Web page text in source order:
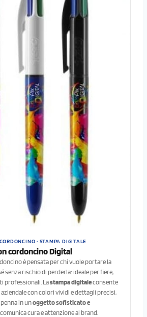
· STAMPA DIGITALE
cordoncino Digital
è pensata per chi vuole portare la
senza rischio di perderla: ideale per fiere,
professionali. Lastampa digitaleconsente
con colori vividi e dettagli precisi,
in unoggetto sofisticato e
cura e attenzione al brand.